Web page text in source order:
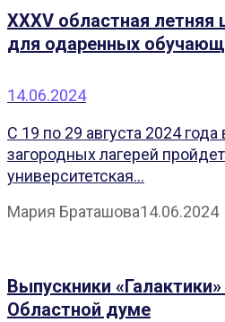
XXXV областная
для одаренных
14.06.2024
С 19 по 29 августа 2024
загородных лагерей
университетская...
Мария Браташова14.06.2024
Выпускники
Областной думе